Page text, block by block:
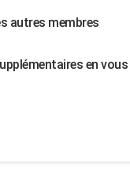
autres membres
en vous